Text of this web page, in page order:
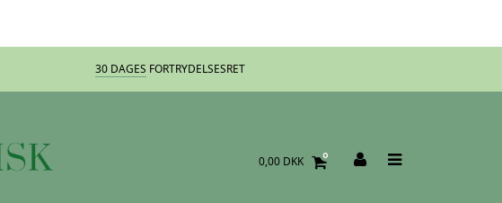
30 DAGES FORTRYDELSESRET
0,00 DKK 0